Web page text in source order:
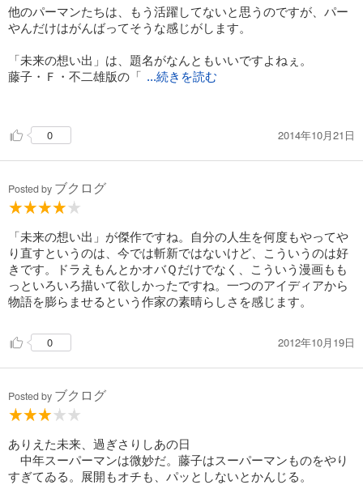
他のパーマンたちは、もう活躍してないと思うのですが、パー
やんだけはがんばってそうな感じがします。
「未来の想い出」は、題名がなんともいいですよねぇ。
藤子・Ｆ・不二雄版の「 ...続きを読む
くループ物の原型みたいにも読めます。
0 2014年10月21日
Posted by ブクログ
「未来の想い出」が傑作ですね。自分の人生を何度もやってや
り直すというのは、今では斬新ではないけど、こういうのは好
きです。ドラえもんとかオバＱだけでなく、こういう漫画もも
っといろいろ描いて欲しかったですね。一つのアイディアから
物語を膨らませるという作家の素晴らしさを感じます。
0 2012年10月19日
Posted by ブクログ
ありえた未来、過ぎさりしあの日
中年スーパーマンは微妙だ。藤子はスーパーマンものをやり
すぎてゐる。展開もオチも、パッとしないとかんじる。